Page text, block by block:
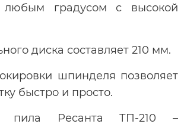
градусом с высокой
диска составляет 210 мм.
шпинделя позволяет
быстро и просто.
пила Ресанта ТП-210 –